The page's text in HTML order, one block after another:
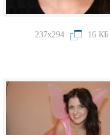
237x294 16 КБ